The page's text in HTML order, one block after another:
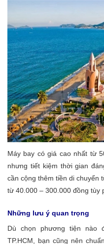
Máy bay có giá cao nhất từ
nhưng tiết kiệm thời gian
cần cộng thêm tiền di chuyển
từ 40.000 – 300.000 đồng tùy
Những lưu ý quan trọng
Dù chọn phương tiện nào
TP.HCM, bạn cũng nên